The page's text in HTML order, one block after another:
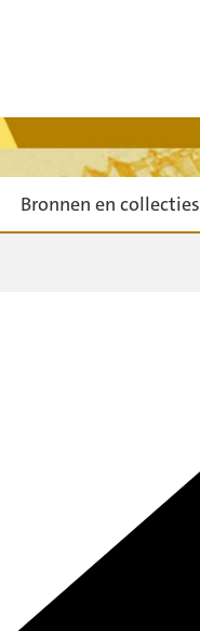
Bronnen en collecties